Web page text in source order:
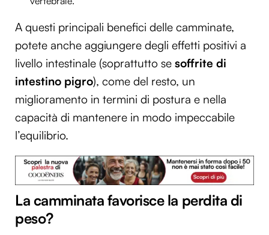
A questi principali benefici delle camminate,
potete anche aggiungere degli effetti positivi a
livello intestinale (soprattutto se soffrite di
intestino pigro), come del resto, un
miglioramento in termini di postura e nella
capacità di mantenere in modo impeccabile
l’equilibrio.
La camminata favorisce la perdita di
peso?